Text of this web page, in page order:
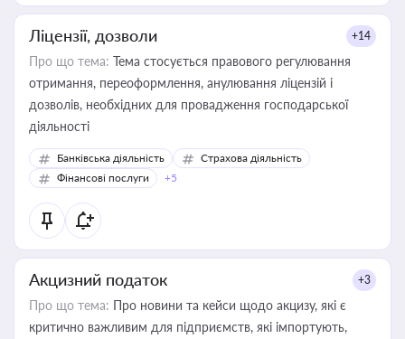
Ліцензії, дозволи +14
Про що тема: Тема стосується правового регулювання
отримання, переоформлення, анулювання ліцензій і
дозволів, необхідних для провадження господарської
діяльності
Банківська діяльність
Страхова діяльність
Фінансові послуги
+5
Акцизний податок +3
Про що тема: Про новини та кейси щодо акцизу, які є
критично важливим для підприємств, які імпортують,